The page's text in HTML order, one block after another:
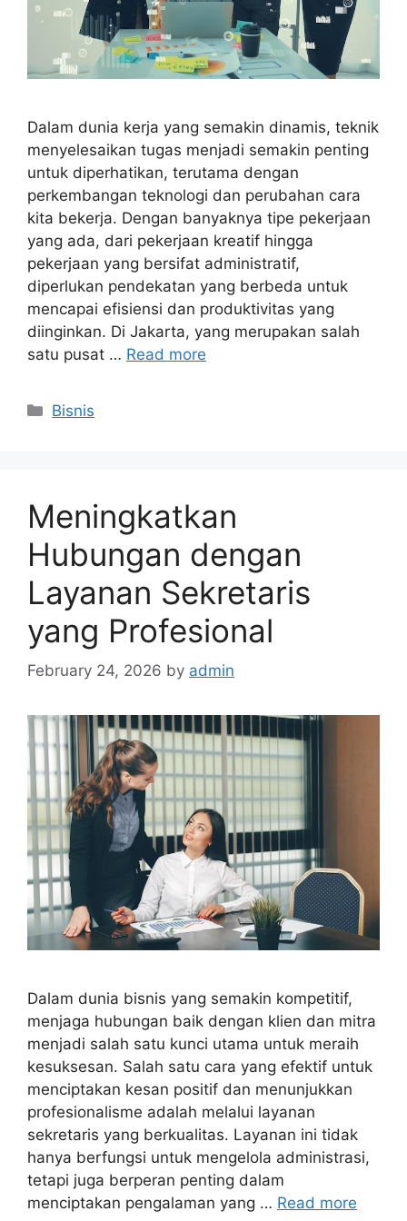
Dalam dunia kerja yang semakin dinamis, teknik
menyelesaikan tugas menjadi semakin penting
untuk diperhatikan, terutama dengan
perkembangan teknologi dan perubahan cara
kita bekerja. Dengan banyaknya tipe pekerjaan
yang ada, dari pekerjaan kreatif hingga
pekerjaan yang bersifat administratif,
diperlukan pendekatan yang berbeda untuk
mencapai efisiensi dan produktivitas yang
diinginkan. Di Jakarta, yang merupakan salah
satu pusat … Read more
Categories
Bisnis
Meningkatkan
Hubungan dengan
Layanan Sekretaris
yang Profesional
February 24, 2026 by admin
Dalam dunia bisnis yang semakin kompetitif,
menjaga hubungan baik dengan klien dan mitra
menjadi salah satu kunci utama untuk meraih
kesuksesan. Salah satu cara yang efektif untuk
menciptakan kesan positif dan menunjukkan
profesionalisme adalah melalui layanan
sekretaris yang berkualitas. Layanan ini tidak
hanya berfungsi untuk mengelola administrasi,
tetapi juga berperan penting dalam
menciptakan pengalaman yang … Read more